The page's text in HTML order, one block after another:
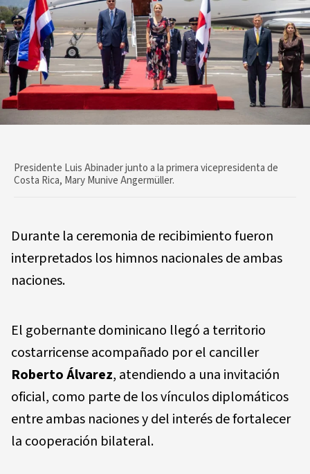
Presidente Luis Abinader junto a la primera vicepresidenta de
Costa Rica, Mary Munive Angermüller.
Durante la ceremonia de recibimiento fueron
interpretados los himnos nacionales de ambas
naciones.
El gobernante dominicano llegó a territorio
costarricense acompañado por el canciller
Roberto Álvarez, atendiendo a una invitación
oficial, como parte de los vínculos diplomáticos
entre ambas naciones y del interés de fortalecer
la cooperación bilateral.